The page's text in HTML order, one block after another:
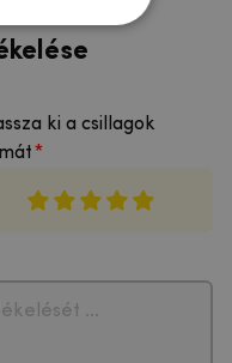
ki a csillagok